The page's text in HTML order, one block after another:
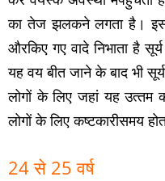
का तेज झलकने लगता है। इस
औरकिए गए वादे निभाता है
यह वय बीत जाने के बाद भी
लोगों के लिए जहां यह उत्‍तम
लोगों के लिए कष्‍टकारीसमय
24 से 25 वर्ष